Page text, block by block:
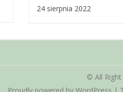
24 sierpnia 2022
© All Right